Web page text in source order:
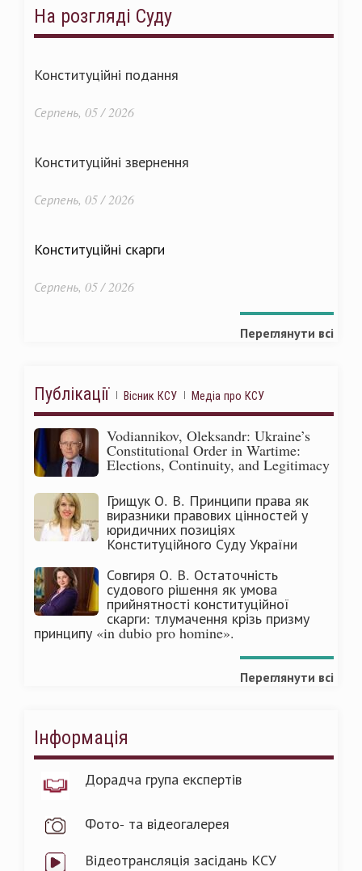
На розгляді Суду
Конституційні подання
Серпень, 05 / 2026
Конституційні звернення
Серпень, 05 / 2026
Конституційні скарги
Серпень, 05 / 2026
Переглянути всі
Публікації Вісник КСУ Медіа про КСУ
Vodiannikov, Oleksandr: Ukraine’s
Constitutional Order in Wartime:
Elections, Continuity, and Legitimacy
Грищук О. В. Принципи права як
виразники правових цінностей у
юридичних позиціях
Конституційного Суду України
Совгиря О. В. Остаточність
судового рішення як умова
прийнятності конституційної
скарги: тлумачення крізь призму
принципу «in dubio pro homine».
Переглянути всі
Інформація
Дорадча група експертів
Фото- та відеогалерея
Відеотрансляція засідань КСУ